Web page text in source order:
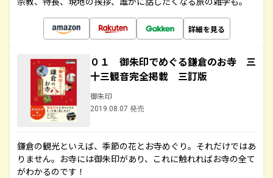
詳細を見る
０１ 御朱印でめぐる鎌倉のお寺 三
十三観音完全掲載 三訂版
御朱印
2019.08.07 発売
鎌倉の観光といえば、季節の花とお寺めぐり。それだけではあ
りません。お寺には御朱印があり、これに触れればお寺の全て
がわかるのです！